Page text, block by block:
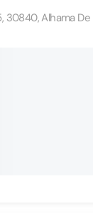
30840, Alhama De